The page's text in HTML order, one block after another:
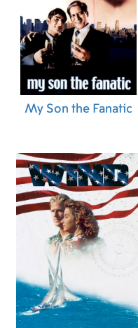
My Son the Fanatic